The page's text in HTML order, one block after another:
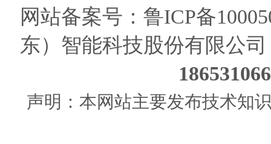
网站备案号： 鲁ICP备
东）智能科技股份有限公司
声明：本网站主要发布技术知